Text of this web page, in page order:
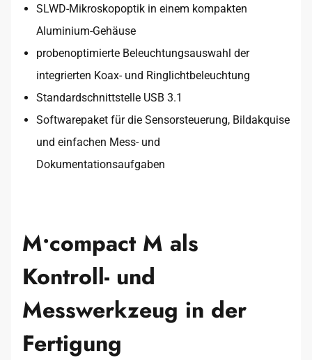
SLWD-Mikroskopoptik in einem kompakten
Aluminium-Gehäuse
probenoptimierte Beleuchtungsauswahl der
integrierten Koax- und Ringlichtbeleuchtung
Standardschnittstelle USB 3.1
Softwarepaket für die Sensorsteuerung, Bildakquise
und einfachen Mess- und
Dokumentationsaufgaben
M•compact M​ als
Kontroll- und
Messwerkzeug in der
Fertigung